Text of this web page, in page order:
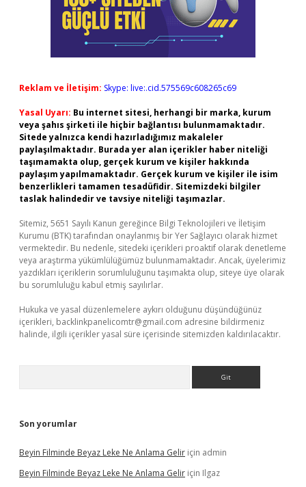
Reklam ve İletişim: Skype: live:.cid.575569c608265c69
Yasal Uyarı: Bu internet sitesi, herhangi bir marka, kurum
veya şahıs şirketi ile hiçbir bağlantısı bulunmamaktadır.
Sitede yalnızca kendi hazırladığımız makaleler
paylaşılmaktadır. Burada yer alan içerikler haber niteliği
taşımamakta olup, gerçek kurum ve kişiler hakkında
paylaşım yapılmamaktadır. Gerçek kurum ve kişiler ile isim
benzerlikleri tamamen tesadüfidir. Sitemizdeki bilgiler
taslak halindedir ve tavsiye niteliği taşımazlar.
Sitemiz, 5651 Sayılı Kanun gereğince Bilgi Teknolojileri ve İletişim
Kurumu (BTK) tarafından onaylanmış bir Yer Sağlayıcı olarak hizmet
vermektedir. Bu nedenle, sitedeki içerikleri proaktif olarak denetleme
veya araştırma yükümlülüğümüz bulunmamaktadır. Ancak, üyelerimiz
yazdıkları içeriklerin sorumluluğunu taşımakta olup, siteye üye olarak
bu sorumluluğu kabul etmiş sayılırlar.
Hukuka ve yasal düzenlemelere aykırı olduğunu düşündüğünüz
içerikleri, backlinkpanelicomtr@gmail.com adresine bildirmeniz
halinde, ilgili içerikler yasal süre içerisinde sitemizden kaldırılacaktır.
Son yorumlar
Beyin Filminde Beyaz Leke Ne Anlama Gelir için admin
Beyin Filminde Beyaz Leke Ne Anlama Gelir için Ilgaz